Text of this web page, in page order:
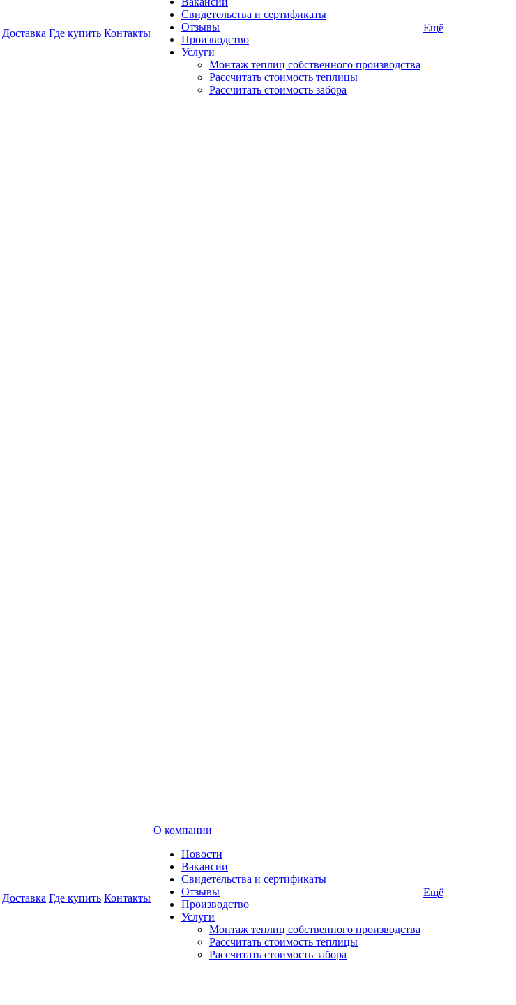
Доставка Где купить Контакты
Свидетельства и сертификаты
Отзывы
Производство
Услуги
Монтаж теплиц собственного производства
Рассчитать стоимость теплицы
Рассчитать стоимость забора
Ещё
Доставка Где купить Контакты
О компании
Новости
Вакансии
Свидетельства и сертификаты
Отзывы
Производство
Услуги
Монтаж теплиц собственного производства
Рассчитать стоимость теплицы
Рассчитать стоимость забора
Ещё